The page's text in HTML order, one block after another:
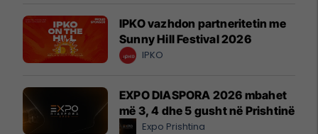
IPKO vazhdon partneritetin me
Sunny Hill Festival 2026
IPKO
EXPO DIASPORA 2026 mbahet
më 3, 4 dhe 5 gusht në Prishtinë
Expo Prishtina